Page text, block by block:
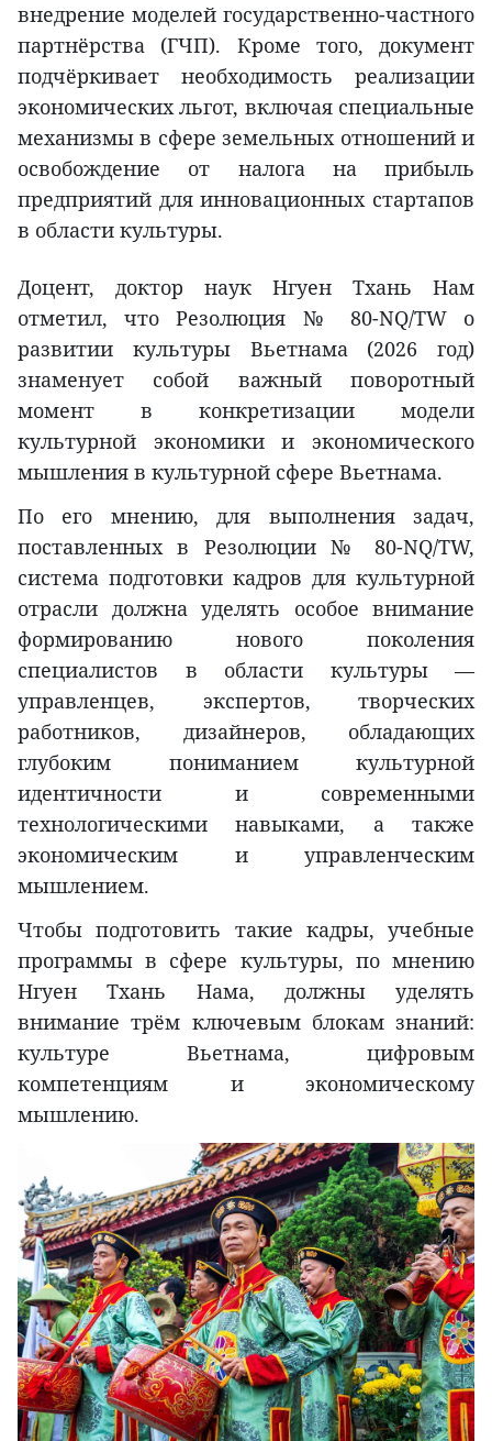
внедрение моделей государственно-частного
партнёрства (ГЧП). Кроме того, документ
подчёркивает необходимость реализации
экономических льгот, включая специальные
механизмы в сфере земельных отношений и
освобождение от налога на прибыль
предприятий для инновационных стартапов
в области культуры.
Доцент, доктор наук Нгуен Тхань Нам
отметил, что Резолюция № 80-NQ/TW о
развитии культуры Вьетнама (2026 год)
знаменует собой важный поворотный
момент в конкретизации модели
культурной экономики и экономического
мышления в культурной сфере Вьетнама.
По его мнению, для выполнения задач,
поставленных в Резолюции № 80-NQ/TW,
система подготовки кадров для культурной
отрасли должна уделять особое внимание
формированию нового поколения
специалистов в области культуры —
управленцев, экспертов, творческих
работников, дизайнеров, обладающих
глубоким пониманием культурной
идентичности и современными
технологическими навыками, а также
экономическим и управленческим
мышлением.
Чтобы подготовить такие кадры, учебные
программы в сфере культуры, по мнению
Нгуен Тхань Нама, должны уделять
внимание трём ключевым блокам знаний:
культуре Вьетнама, цифровым
компетенциям и экономическому
мышлению.